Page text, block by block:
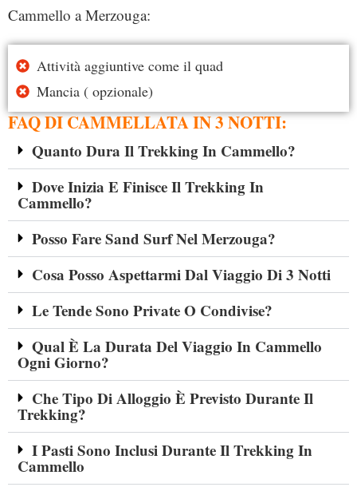
Cammello a Merzouga:
Attività aggiuntive come il quad
Mancia ( opzionale)
FAQ DI CAMMELLATA IN 3 NOTTI:
Quanto Dura Il Trekking In Cammello?
Dove Inizia E Finisce Il Trekking In
Cammello?
Posso Fare Sand Surf Nel Merzouga?
Cosa Posso Aspettarmi Dal Viaggio Di 3 Notti
Le Tende Sono Private O Condivise?
Qual È La Durata Del Viaggio In Cammello
Ogni Giorno?
Che Tipo Di Alloggio È Previsto Durante Il
Trekking?
I Pasti Sono Inclusi Durante Il Trekking In
Cammello